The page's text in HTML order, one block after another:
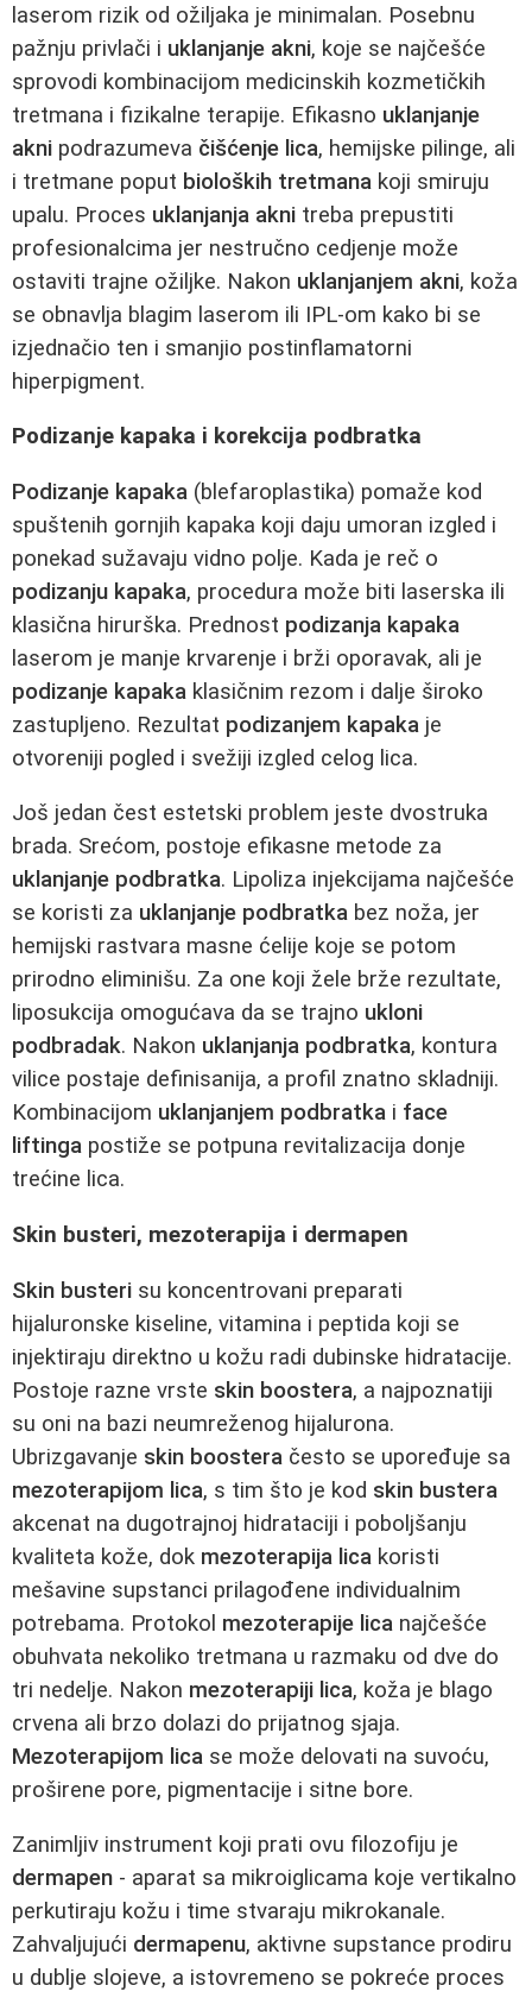
laserom rizik od ožiljaka je minimalan. Posebnu
pažnju privlači i uklanjanje akni, koje se najčešće
sprovodi kombinacijom medicinskih kozmetičkih
tretmana i fizikalne terapije. Efikasno uklanjanje
akni podrazumeva čišćenje lica, hemijske pilinge, ali
i tretmane poput bioloških tretmana koji smiruju
upalu. Proces uklanjanja akni treba prepustiti
profesionalcima jer nestručno cedjenje može
ostaviti trajne ožiljke. Nakon uklanjanjem akni, koža
se obnavlja blagim laserom ili IPL-om kako bi se
izjednačio ten i smanjio postinflamatorni
hiperpigment.
Podizanje kapaka i korekcija podbratka
Podizanje kapaka (blefaroplastika) pomaže kod
spuštenih gornjih kapaka koji daju umoran izgled i
ponekad sužavaju vidno polje. Kada je reč o
podizanju kapaka, procedura može biti laserska ili
klasična hirurška. Prednost podizanja kapaka
laserom je manje krvarenje i brži oporavak, ali je
podizanje kapaka klasičnim rezom i dalje široko
zastupljeno. Rezultat podizanjem kapaka je
otvoreniji pogled i svežiji izgled celog lica.
Još jedan čest estetski problem jeste dvostruka
brada. Srećom, postoje efikasne metode za
uklanjanje podbratka. Lipoliza injekcijama najčešće
se koristi za uklanjanje podbratka bez noža, jer
hemijski rastvara masne ćelije koje se potom
prirodno eliminišu. Za one koji žele brže rezultate,
liposukcija omogućava da se trajno ukloni
podbradak. Nakon uklanjanja podbratka, kontura
vilice postaje definisanija, a profil znatno skladniji.
Kombinacijom uklanjanjem podbratka i face
liftinga postiže se potpuna revitalizacija donje
trećine lica.
Skin busteri, mezoterapija i dermapen
Skin busteri su koncentrovani preparati
hijaluronske kiseline, vitamina i peptida koji se
injektiraju direktno u kožu radi dubinske hidratacije.
Postoje razne vrste skin boostera, a najpoznatiji
su oni na bazi neumreženog hijalurona.
Ubrizgavanje skin boostera često se upoređuje sa
mezoterapijom lica, s tim što je kod skin bustera
akcenat na dugotrajnoj hidrataciji i poboljšanju
kvaliteta kože, dok mezoterapija lica koristi
mešavine supstanci prilagođene individualnim
potrebama. Protokol mezoterapije lica najčešće
obuhvata nekoliko tretmana u razmaku od dve do
tri nedelje. Nakon mezoterapiji lica, koža je blago
crvena ali brzo dolazi do prijatnog sjaja.
Mezoterapijom lica se može delovati na suvoću,
proširene pore, pigmentacije i sitne bore.
Zanimljiv instrument koji prati ovu filozofiju je
dermapen - aparat sa mikroiglicama koje vertikalno
perkutiraju kožu i time stvaraju mikrokanale.
Zahvaljujući dermapenu, aktivne supstance prodiru
u dublje slojeve, a istovremeno se pokreće proces